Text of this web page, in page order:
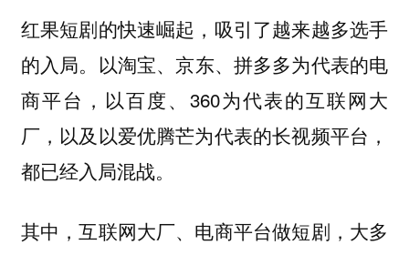
红果短剧的快速崛起，吸引了越来越多选手
的入局。 以淘宝、京东、拼多多为代表的电
商平台，以百度、360为代表的互联网大
厂，以及以爱优腾芒为代表的长视频平台，
都已经入局混战。
其中，互联网大厂、电商平台做短剧，大多